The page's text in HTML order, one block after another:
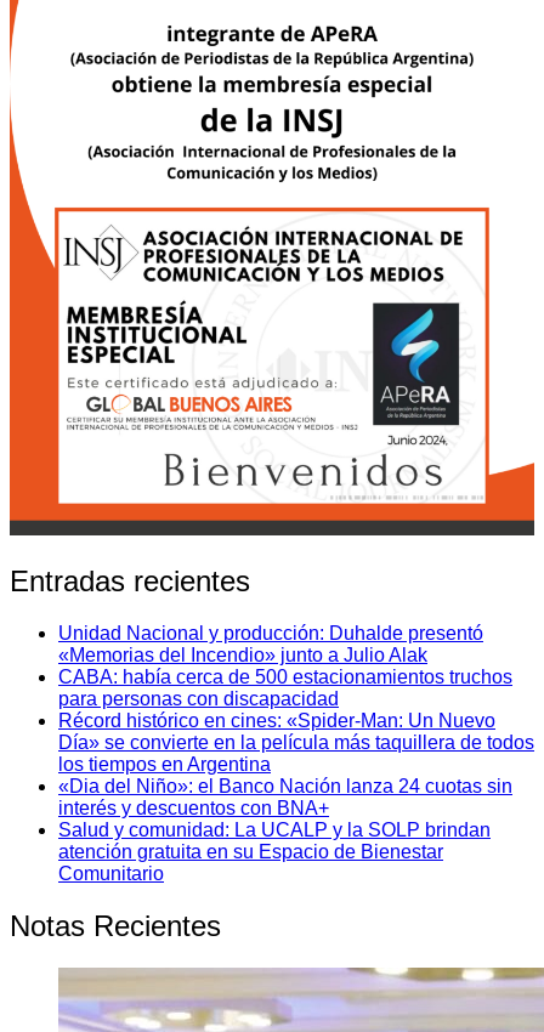
Entradas recientes
Unidad Nacional y producción: Duhalde presentó
«Memorias del Incendio» junto a Julio Alak
CABA: había cerca de 500 estacionamientos truchos
para personas con discapacidad
Récord histórico en cines: «Spider-Man: Un Nuevo
Día» se convierte en la película más taquillera de todos
los tiempos en Argentina
«Dia del Niño»: el Banco Nación lanza 24 cuotas sin
interés y descuentos con BNA+
Salud y comunidad: La UCALP y la SOLP brindan
atención gratuita en su Espacio de Bienestar
Comunitario
Notas Recientes